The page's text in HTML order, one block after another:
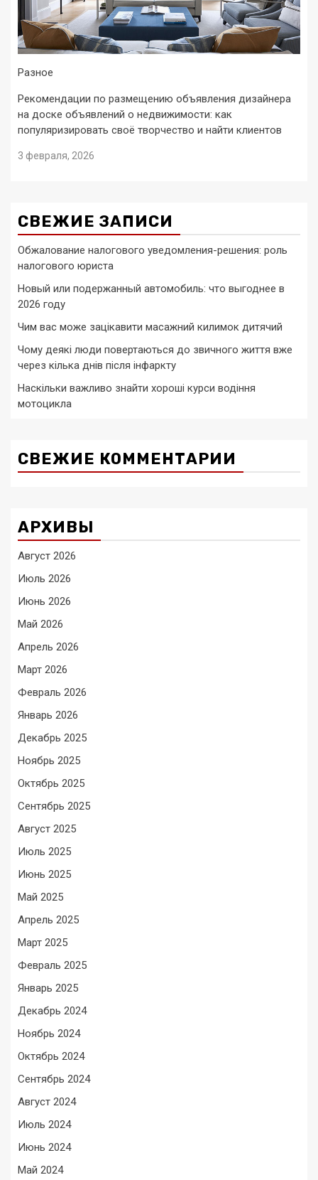
Разное
Рекомендации по размещению объявления дизайнера
на доске объявлений о недвижимости: как
популяризировать своё творчество и найти клиентов
3 февраля, 2026
СВЕЖИЕ ЗАПИСИ
Обжалование налогового уведомления-решения: роль
налогового юриста
Новый или подержанный автомобиль: что выгоднее в
2026 году
Чим вас може зацікавити масажний килимок дитячий
Чому деякі люди повертаються до звичного життя вже
через кілька днів після інфаркту
Наскільки важливо знайти хороші курси водіння
мотоцикла
СВЕЖИЕ КОММЕНТАРИИ
АРХИВЫ
Август 2026
Июль 2026
Июнь 2026
Май 2026
Апрель 2026
Март 2026
Февраль 2026
Январь 2026
Декабрь 2025
Ноябрь 2025
Октябрь 2025
Сентябрь 2025
Август 2025
Июль 2025
Июнь 2025
Май 2025
Апрель 2025
Март 2025
Февраль 2025
Январь 2025
Декабрь 2024
Ноябрь 2024
Октябрь 2024
Сентябрь 2024
Август 2024
Июль 2024
Июнь 2024
Май 2024